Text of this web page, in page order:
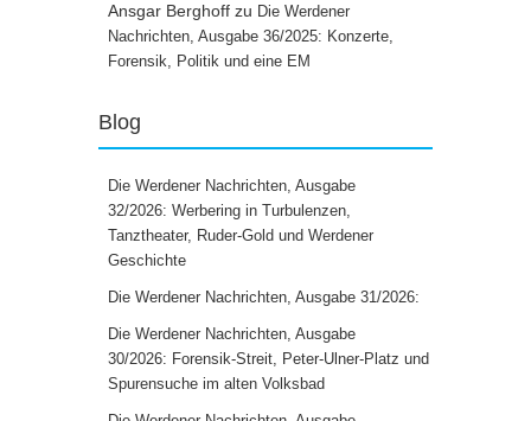
Ansgar Berghoff zu Die Werdener
Nachrichten, Ausgabe 36/2025: Konzerte,
Forensik, Politik und eine EM
Blog
Die Werdener Nachrichten, Ausgabe
32/2026: Werbering in Turbulenzen,
Tanztheater, Ruder-Gold und Werdener
Geschichte
Die Werdener Nachrichten, Ausgabe 31/2026:
Die Werdener Nachrichten, Ausgabe
30/2026: Forensik-Streit, Peter-Ulner-Platz und
Spurensuche im alten Volksbad